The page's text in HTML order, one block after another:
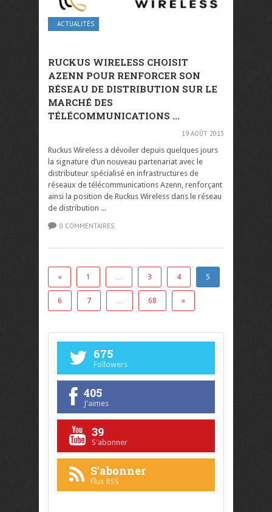
ACTUALITÉS
RUCKUS WIRELESS CHOISIT
AZENN POUR RENFORCER SON
RÉSEAU DE DISTRIBUTION SUR LE
MARCHÉ DES
TÉLÉCOMMUNICATIONS ...
19 AOÛT 2013
Ruckus Wireless a dévoiler depuis quelques jours
la signature d’un nouveau partenariat avec le
distributeur spécialisé en infrastructures de
réseaux de télécommunications Azenn, renforçant
ainsi la position de Ruckus Wireless dans le réseau
de distribution ...
0 COMMENTAIRES
« 1 … 3 4 5
6 7 … 68 »
675
Followers
405
J'aimes
39
S'abonner
S'abonner
Flux RSS